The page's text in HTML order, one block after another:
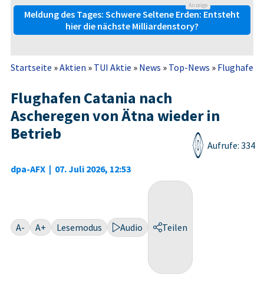
Anzeige
Meldung des Tages: Schwere Seltene Erden: Entsteht
hier die nächste Milliardenstory?
Startseite »Aktien » TUI Aktie » News » Top-News » Flughafen
Flughafen Catania nach
Ascheregen von Ätna wieder in
Betrieb
dpa-AFX | 07. Juli 2026, 12:53
Aufrufe: 334
A- A+ Lesemodus Audio Teilen